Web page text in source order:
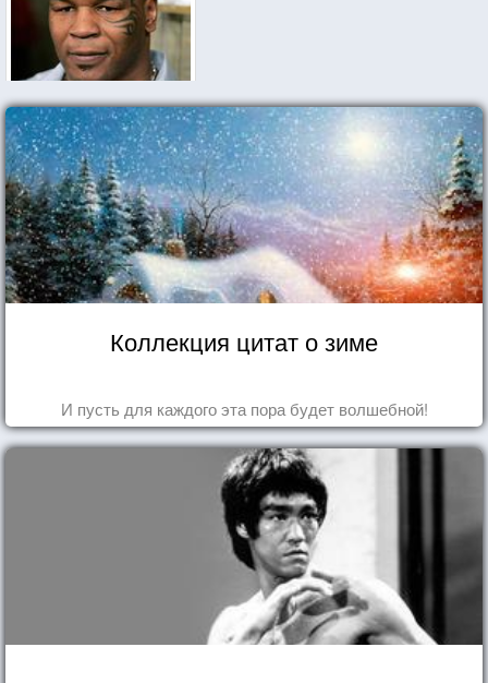
Коллекция цитат о зиме
И пусть для каждого эта пора будет волшебной!